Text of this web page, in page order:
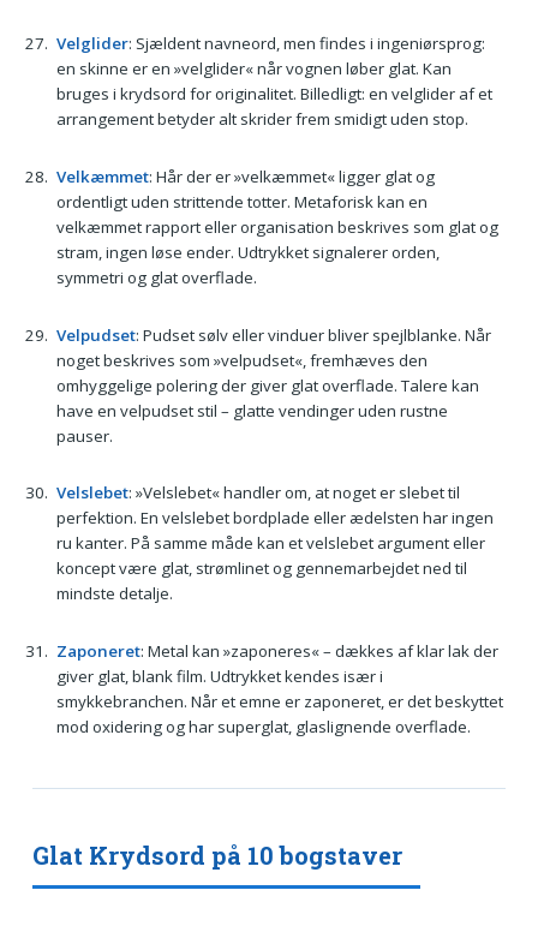
Velglider: Sjældent navneord, men findes i ingeniørsprog:
en skinne er en »velglider« når vognen løber glat. Kan
bruges i krydsord for originalitet. Billedligt: en velglider af et
arrangement betyder alt skrider frem smidigt uden stop.
Velkæmmet: Hår der er »velkæmmet« ligger glat og
ordentligt uden strittende totter. Metaforisk kan en
velkæmmet rapport eller organisation beskrives som glat og
stram, ingen løse ender. Udtrykket signalerer orden,
symmetri og glat overflade.
Velpudset: Pudset sølv eller vinduer bliver spejlblanke. Når
noget beskrives som »velpudset«, fremhæves den
omhyggelige polering der giver glat overflade. Talere kan
have en velpudset stil – glatte vendinger uden rustne
pauser.
Velslebet: »Velslebet« handler om, at noget er slebet til
perfektion. En velslebet bordplade eller ædelsten har ingen
ru kanter. På samme måde kan et velslebet argument eller
koncept være glat, strømlinet og gennemarbejdet ned til
mindste detalje.
Zaponeret: Metal kan »zaponeres« – dækkes af klar lak der
giver glat, blank film. Udtrykket kendes især i
smykkebranchen. Når et emne er zaponeret, er det beskyttet
mod oxidering og har superglat, glaslignende overflade.
Glat Krydsord på 10 bogstaver